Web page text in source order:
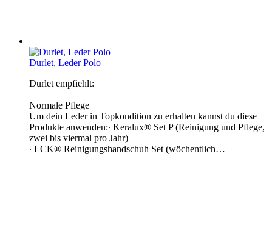
Durlet, Leder Polo
Durlet empfiehlt:
Normale Pflege
Um dein Leder in Topkondition zu erhalten kannst du diese
Produkte anwenden:∙ Keralux® Set P (Reinigung und Pflege,
zwei bis viermal pro Jahr)
∙ LCK® Reinigungshandschuh Set (wöchentlich…